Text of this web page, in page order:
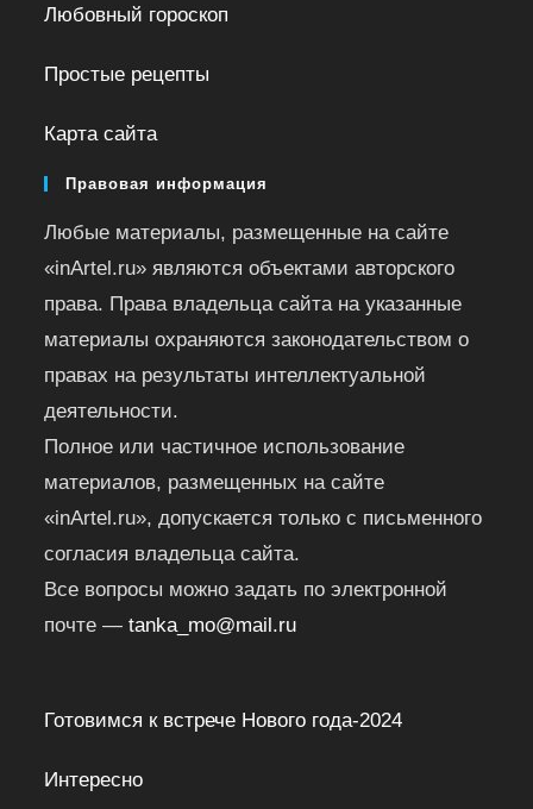
Любовный гороскоп
Простые рецепты
Карта сайта
Правовая информация
Любые материалы, размещенные на сайте
«inArtel.ru» являются объектами авторского
права. Права владельца сайта на указанные
материалы охраняются законодательством о
правах на результаты интеллектуальной
деятельности.
Полное или частичное использование
материалов, размещенных на сайте
«inArtel.ru», допускается только с письменного
согласия владельца сайта.
Все вопросы можно задать по электронной
почте —tanka_mo@mail.ru
Готовимся к встрече Нового года-2024
Интересно